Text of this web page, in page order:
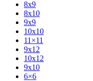
8x9
8x10
9x9
10x10
11×11
9x12
10x12
9x10
6×6